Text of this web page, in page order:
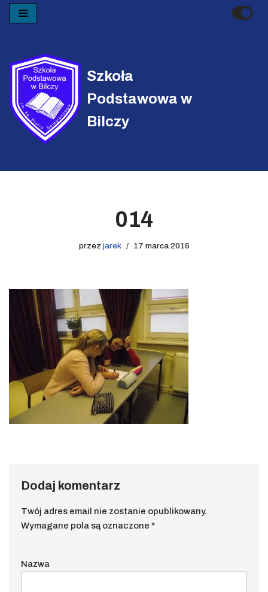
treści
Szkoła
Podstawowa w
Bilczy
014
przez jarek 17 marca 2016
Dodaj komentarz
Twój adres email nie zostanie opublikowany.
Wymagane pola są oznaczone *
Nazwa